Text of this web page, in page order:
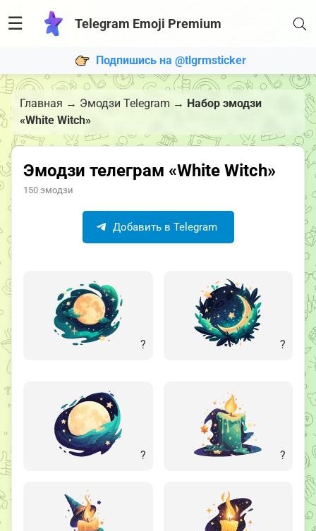
☰ Telegram Emoji Premium
Подпишись на @tlgrmsticker
Главная → Эмодзи Telegram → Набор эмодзи
«White Witch»
Эмодзи телеграм «White Witch»
150 эмодзи
Добавить в Telegram
? ?
? ?